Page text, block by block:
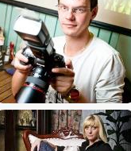
摄像师
修图师
所有专家